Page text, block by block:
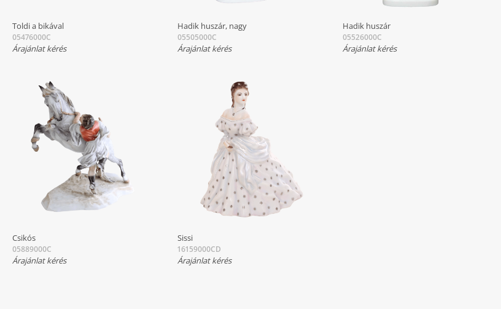
Toldi a bikával
05476000C
Árajánlat kérés
Hadik huszár, nagy
05505000C
Árajánlat kérés
Hadik huszár
05526000C
Árajánlat kérés
Csikós
05889000C
Árajánlat kérés
Sissi
16159000CD
Árajánlat kérés